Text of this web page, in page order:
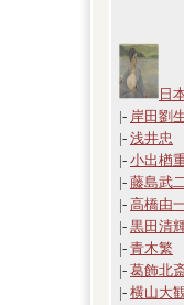
日
|- 岸田劉
|- 浅井忠
|- 小出楢
|- 藤島武
|- 高橋由
|- 黒田清
|- 青木繁
|- 葛飾北
|- 横山大